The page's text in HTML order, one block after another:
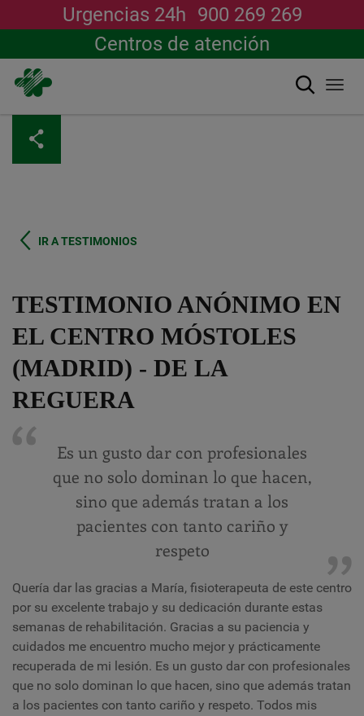
contenido
principal
Urgencias 24h 900 269 269
Centros de atención
Buscar
IR A TESTIMONIOS
TESTIMONIO ANÓNIMO EN
EL CENTRO MÓSTOLES
(MADRID) - DE LA
REGUERA
Es un gusto dar con profesionales
que no solo dominan lo que hacen,
sino que además tratan a los
pacientes con tanto cariño y
respeto
Quería dar las gracias a María, fisioterapeuta de este centro
por su excelente trabajo y su dedicación durante estas
semanas de rehabilitación. Gracias a su paciencia y
cuidados me encuentro mucho mejor y prácticamente
recuperada de mi lesión. Es un gusto dar con profesionales
que no solo dominan lo que hacen, sino que además tratan
a los pacientes con tanto cariño y respeto. Todos mis